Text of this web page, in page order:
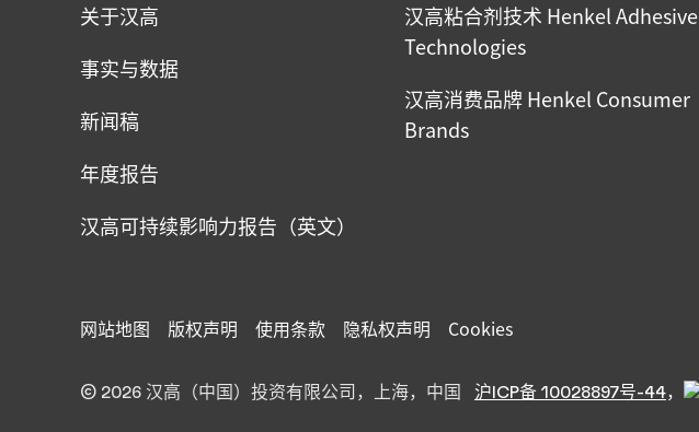
关于汉高
事实与数据
新闻稿
年度报告
汉高可持续影响力报告（英文）
汉高粘合剂技术 Henkel Adhesive
Technologies
汉高消费品牌 Henkel Consumer
Brands
网站地图 版权声明 使用条款 隐私权声明 Cookies
© 2026 汉高（中国）投资有限公司，上海，中国 沪ICP备 10028897号-44，